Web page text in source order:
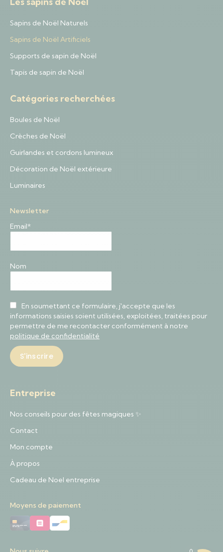
Sapins de Noël Naturels
Sapins de Noël Artificiels
Supports de sapin de Noël
Tapis de sapin de Noël
Catégories recherchées
Boules de Noël
Crèches de Noël
Guirlandes et cordons lumineux
Décoration de Noël extérieure
Luminaires
Newsletter
Email*
Nom
En soumettant ce formulaire, j'accepte que les
informations saisies soient utilisées, exploitées, traitées pour
permettre de me recontacter conformément à notre
politique de confidentialité
Entreprise
Nos conseils pour des fêtes magiques ✨
Contact
Mon compte
À propos
Cadeau de Noel entreprise
Moyens de paiement